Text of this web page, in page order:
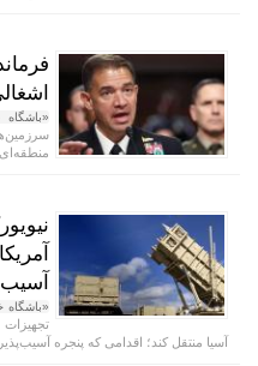
«باشگاه
«باشگاه
آسیا منتقل کند؛ اقدامی که پنجره